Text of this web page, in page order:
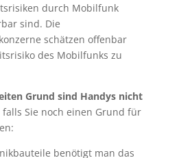
durch Mobilfunk
sind. Die
schätzen offenbar
des Mobilfunks zu
Grund sind Handys nicht
falls Sie noch einen Grund für
benötigt man das